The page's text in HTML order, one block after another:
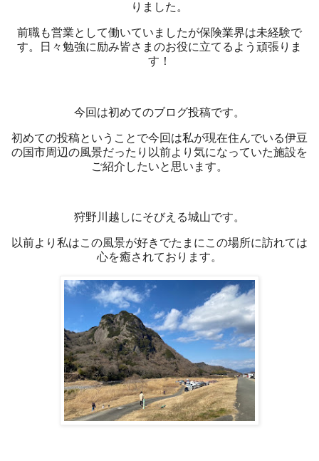
りました。
前職も営業として働いていましたが保険業界は未経験で
す。日々勉強に励み皆さまのお役に立てるよう頑張りま
す！
今回は初めてのブログ投稿です。
初めての投稿ということで今回は私が現在住んでいる伊豆
の国市周辺の風景だったり以前より気になっていた施設を
ご紹介したいと思います。
狩野川越しにそびえる城山です。
以前より私はこの風景が好きでたまにこの場所に訪れては
心を癒されております。